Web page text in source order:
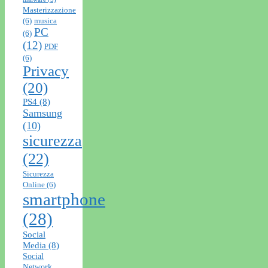
Masterizzazione
(6) musica
(6) PC
(12) PDF
(6)
Privacy
(20)
PS4 (8)
Samsung
(10)
sicurezza
(22)
Sicurezza
Online (6)
smartphone
(28)
Social
Media (8)
Social